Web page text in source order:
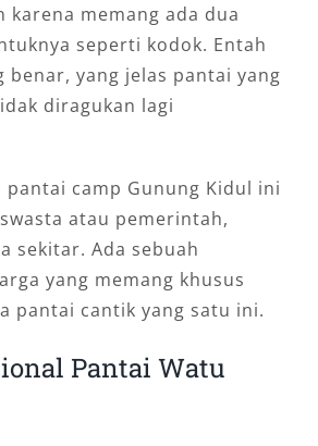
karena memang ada dua
seperti kodok. Entah
benar, yang jelas pantai yang
diragukan lagi
pantai camp Gunung Kidul ini
atau pemerintah,
sekitar. Ada sebuah
yang memang khusus
pantai cantik yang satu ini.
Pantai Watu